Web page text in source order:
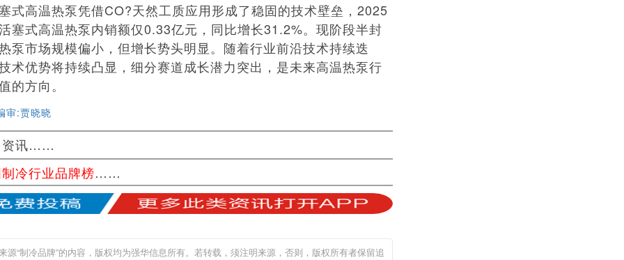
温热泵凭借CO?天然工质应用形成了稳固的技术壁垒，2025
塞式高温热泵内销额仅0.33亿元，同比增长31.2%。现阶段半封
泵市场规模偏小，但增长势头明显。随着行业前沿技术持续迭
术优势将持续凸显，细分赛道成长潜力突出，是未来高温热泵行
的方向。
审:贾晓晓
资讯……
冷行业品牌榜……
源“制冷品牌”的内容，版权均为强华信息所有。若转载，须注明来源，否则，版权所有者保留追